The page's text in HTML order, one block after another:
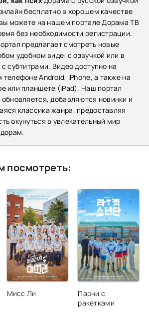
бесплатно в хорошем качестве
можете на нашем портале Дорама ТВ
без необходимости регистрации.
предлагает смотреть новые
удобном виде: с озвучкой или в
субтитрами. Видео доступно на
телефоне Android, iPhone, а также на
или планшете (iPad). Наш портал
обновляется, добавляются новинки и
классика жанра, предоставляя
окунуться в увлекательный мир
посмотреть:
Мисс Ли
Парни с
ракетками